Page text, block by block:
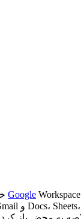
Google Workspace خود را در برنامه iOS یا